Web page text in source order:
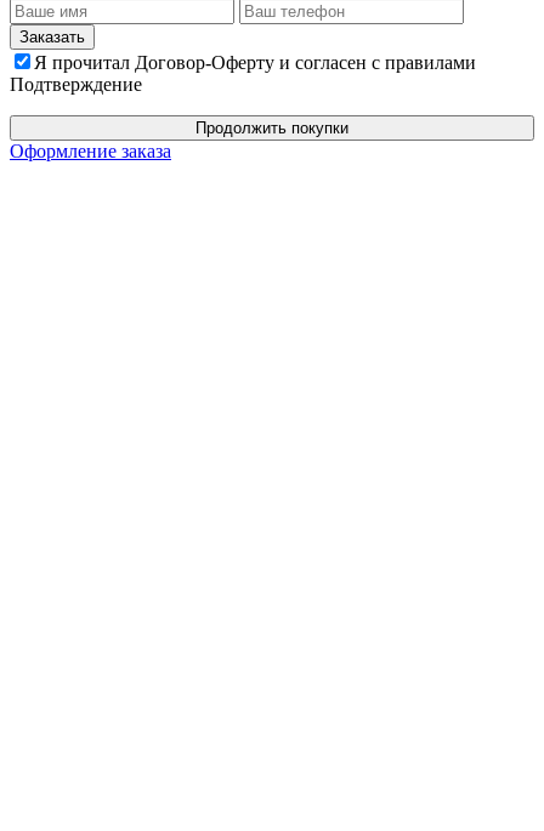
Я прочитал Договор-Оферту и согласен с правилами
Подтверждение
Продолжить покупки
Оформление заказа